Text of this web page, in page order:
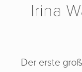
Irina
Der erste